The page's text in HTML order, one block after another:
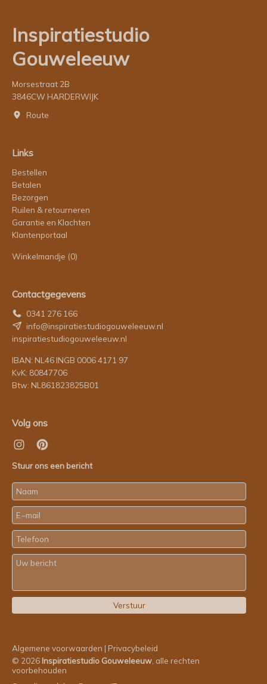
Inspiratiestudio
Gouweleeuw
Morsestraat 2B
3846CW HARDERWIJK
Route
Links
Bestellen
Betalen
Bezorgen
Ruilen & retourneren
Garantie en Klachten
Klantenportaal
Winkelmandje (0)
Contactgegevens
0341 276 166
info@inspiratiestudiogouweleeuw.nl
inspiratiestudiogouweleeuw.nl
IBAN: NL46 INGB 0006 4171 97
KvK: 80847706
Btw: NL861823825B01
Volg ons
Stuur ons een bericht
Algemene voorwaarden | Privacybeleid
© 2026 Inspiratiestudio Gouweleeuw , alle rechten
voorbehouden